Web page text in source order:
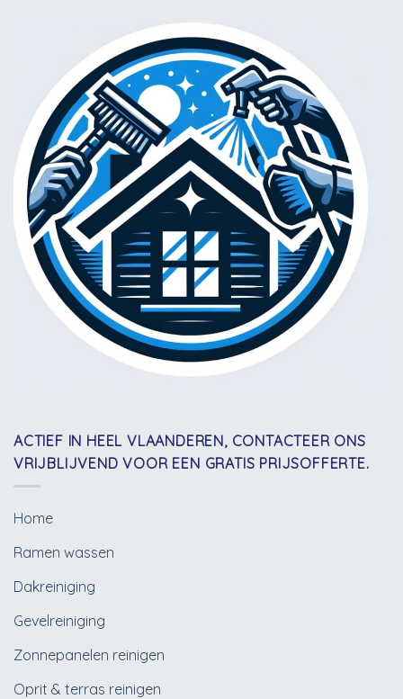
ACTIEF IN HEEL VLAANDEREN, CONTACTEER ONS
VRIJBLIJVEND VOOR EEN GRATIS PRIJSOFFERTE.
Home
Ramen wassen
Dakreiniging
Gevelreiniging
Zonnepanelen reinigen
Oprit & terras reinigen